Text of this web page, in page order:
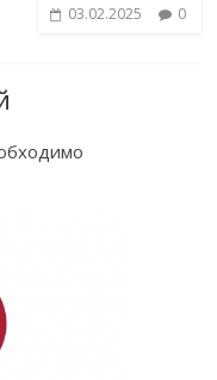
03.02.2025 0